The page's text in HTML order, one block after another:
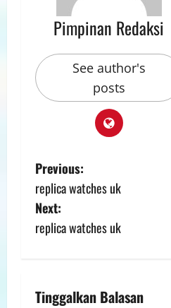
Pimpinan Redaksi
See author's
posts
Previous:
replica watches uk
Next:
replica watches uk
Tinggalkan Balasan